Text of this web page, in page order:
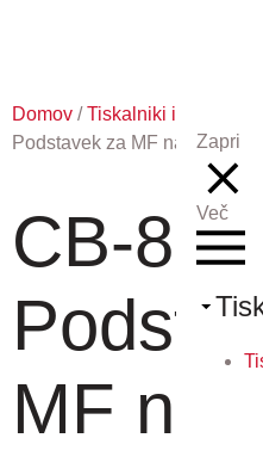
Zapri
Več
Domov /Tiskalniki in MFP
Podstavek za MF napravo
CB-811
MF